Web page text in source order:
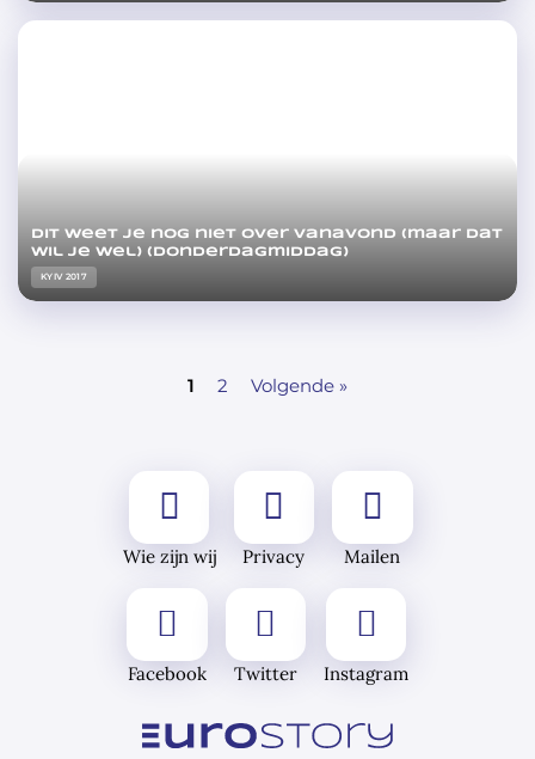
Dit weet je nog niet over vanavond (maar dat
wil je wel) (Donderdagmiddag)
KYIV 2017
1 2 Volgende »
Wie zijn wij Privacy Mailen
Facebook Twitter Instagram